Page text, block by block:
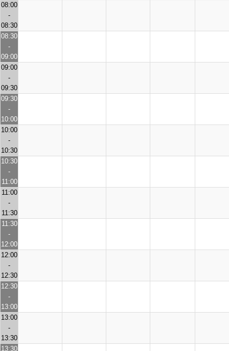
08:00
-
08:30
08:30
-
09:00
09:00
-
09:30
09:30
-
10:00
10:00
-
10:30
10:30
-
11:00
11:00
-
11:30
11:30
-
12:00
12:00
-
12:30
12:30
-
13:00
13:00
-
13:30
13:30